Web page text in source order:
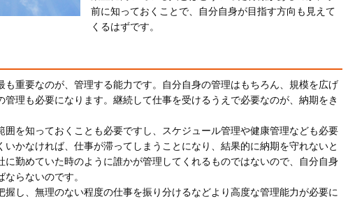
前に知っておくことで、自分自身が目指す方向も見えて
くるはずです。
重要なのが、管理する能力です。自分自身の管理はもちろん、規模を広げ
理も必要になります。継続して仕事を受けるうえで必要なのが、納期をき
囲を知っておくことも必要ですし、スケジュール管理や健康管理なども必要
かなければ、仕事が滞ってしまうことになり、結果的に納期を守れないと
に勤めていた時のように誰かが管理してくれるものではないので、自分自身
らないのです。
握し、無理のない程度の仕事を振り分けるなどより高度な管理能力が必要に